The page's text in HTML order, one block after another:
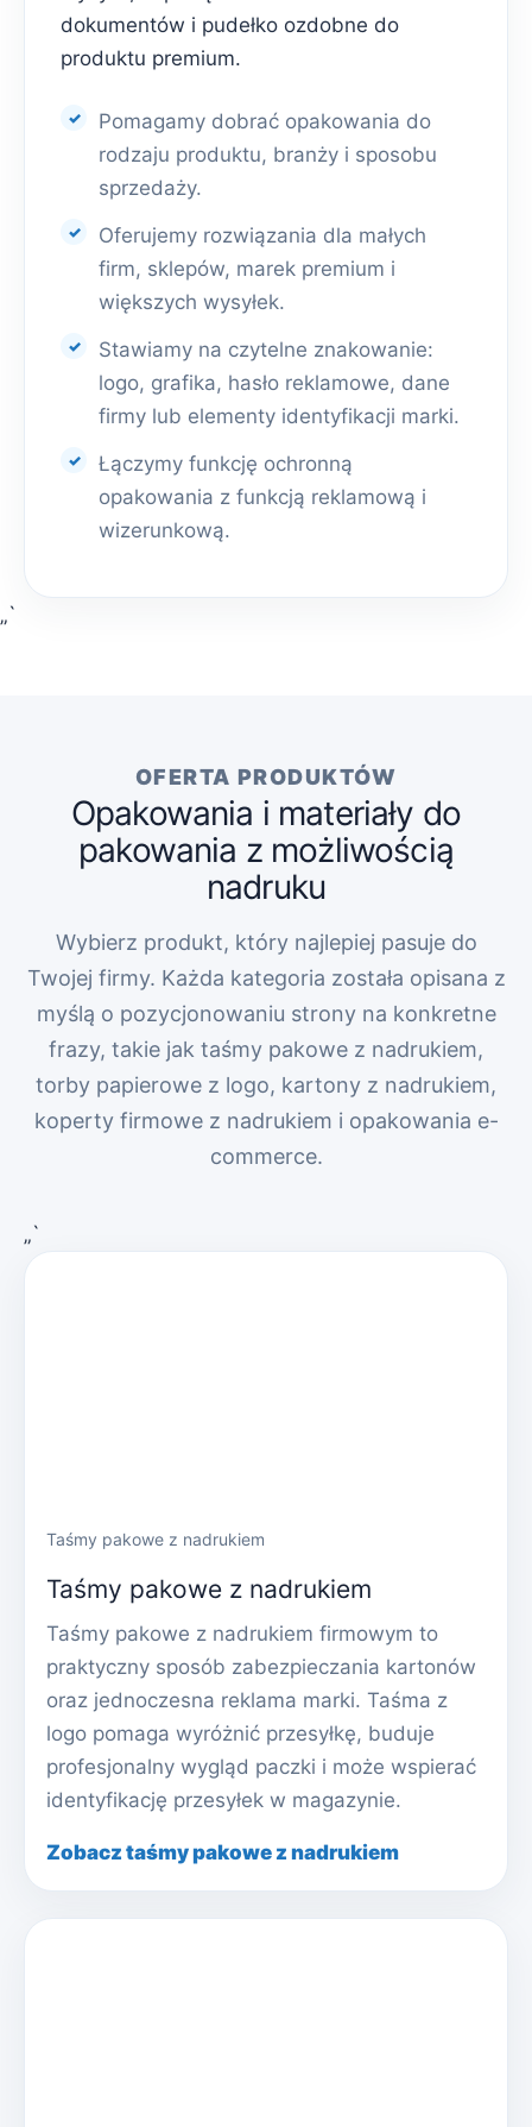
dokumentów i pudełko ozdobne do
produktu premium.
Pomagamy dobrać opakowania do
rodzaju produktu, branży i sposobu
sprzedaży.
Oferujemy rozwiązania dla małych
firm, sklepów, marek premium i
większych wysyłek.
Stawiamy na czytelne znakowanie:
logo, grafika, hasło reklamowe, dane
firmy lub elementy identyfikacji marki.
Łączymy funkcję ochronną
opakowania z funkcją reklamową i
wizerunkową.
„`
OFERTA PRODUKTÓW
Opakowania i materiały do
pakowania z możliwością
nadruku
Wybierz produkt, który najlepiej pasuje do
Twojej firmy. Każda kategoria została opisana z
myślą o pozycjonowaniu strony na konkretne
frazy, takie jak taśmy pakowe z nadrukiem,
torby papierowe z logo, kartony z nadrukiem,
koperty firmowe z nadrukiem i opakowania e-
commerce.
„`
Taśmy pakowe z nadrukiem
Taśmy pakowe z nadrukiem
Taśmy pakowe z nadrukiem firmowym to
praktyczny sposób zabezpieczania kartonów
oraz jednoczesna reklama marki. Taśma z
logo pomaga wyróżnić przesyłkę, buduje
profesjonalny wygląd paczki i może wspierać
identyfikację przesyłek w magazynie.
Zobacz taśmy pakowe z nadrukiem